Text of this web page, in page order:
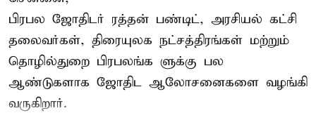
பிரபல ஜோதிடர் ரத்தன் பண்டிட், அரசியல் கட்சி
தலைவர்கள், திரையுலக நட்சத்திரங்கள் மற்றும்
தொழில்துறை பிரபலங்க ளுக்கு பல
ஆண்டுகளாக ஜோதிட ஆலோசனைகளை வழங்கி
வருகிறார்.